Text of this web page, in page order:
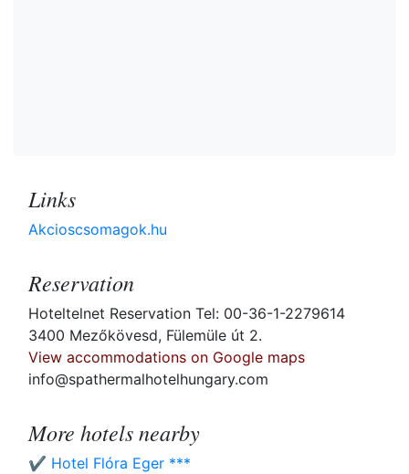
Links
Akcioscsomagok.hu
Reservation
Hoteltelnet Reservation Tel: 00-36-1-2279614
3400 Mezőkövesd, Fülemüle út 2.
View accommodations on Google maps
info@spathermalhotelhungary.com
More hotels nearby
✔️ Hotel Flóra Eger ***